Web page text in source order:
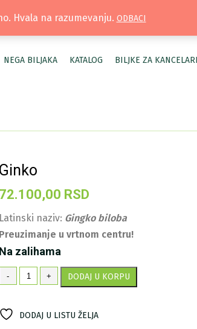
OSTRUŽNICA |
NEGA BILJAKA KATALOG BILJKE ZA
Ginko
72.100,00 RSD
Latinski naziv: Gingko biloba
Preuzimanje u vrtnom centru!
Na zalihama
-
Ginko
količina
+ DODAJ U KORPU
DODAJ U LISTU ŽELJA
Hvala na razumevanju. ODBACI